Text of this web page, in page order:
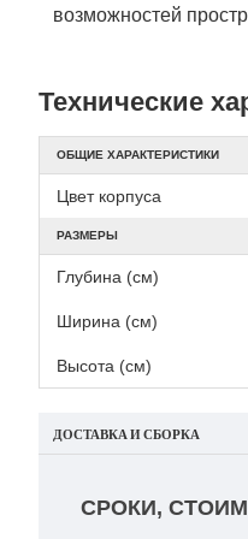
возможностей
Технические
ОБЩИЕ ХАРАКТЕРИСТИКИ
Цвет корпуса
РАЗМЕРЫ
Глубина (см)
Ширина (см)
Высота (см)
ДОСТАВКА И СБОРКА
СРОКИ,